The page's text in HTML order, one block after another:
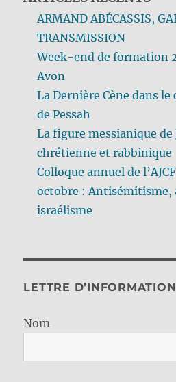
ARMAND ABÉCASSIS,
TRANSMISSION
Week-end de formation
Avon
La Dernière Cène dans
de Pessah
La figure messianique de
chrétienne et rabbinique
Colloque annuel de
octobre :
israélisme
LETTRE D’INFORMATION
Nom